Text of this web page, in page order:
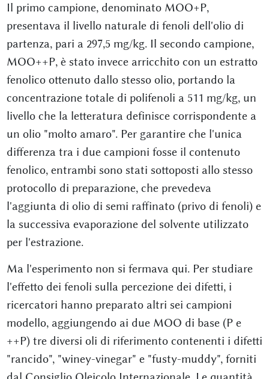
Il primo campione, denominato MOO+P,
presentava il livello naturale di fenoli dell'olio di
partenza, pari a 297,5 mg/kg. Il secondo campione,
MOO++P, è stato invece arricchito con un estratto
fenolico ottenuto dallo stesso olio, portando la
concentrazione totale di polifenoli a 511 mg/kg, un
livello che la letteratura definisce corrispondente a
un olio "molto amaro". Per garantire che l'unica
differenza tra i due campioni fosse il contenuto
fenolico, entrambi sono stati sottoposti allo stesso
protocollo di preparazione, che prevedeva
l'aggiunta di olio di semi raffinato (privo di fenoli) e
la successiva evaporazione del solvente utilizzato
per l'estrazione.
Ma l'esperimento non si fermava qui. Per studiare
l'effetto dei fenoli sulla percezione dei difetti, i
ricercatori hanno preparato altri sei campioni
modello, aggiungendo ai due MOO di base (P e
++P) tre diversi oli di riferimento contenenti i difetti
"rancido", "winey-vinegar" e "fusty-muddy", forniti